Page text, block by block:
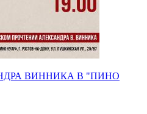
ВИННИКА В "ПИНО